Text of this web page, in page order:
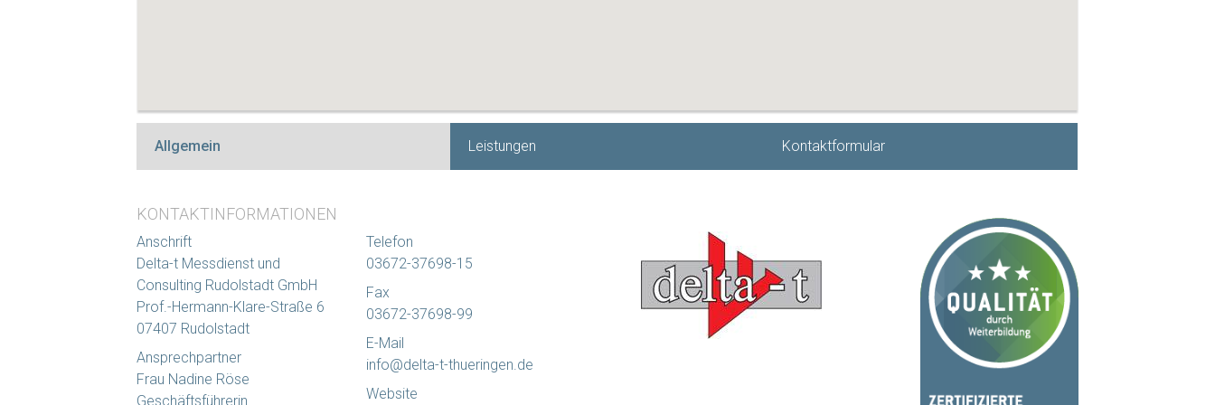
Allgemein Leistungen Kontaktformular
KONTAKTINFORMATIONEN
Anschrift
Delta-t Messdienst und
Consulting Rudolstadt GmbH
Prof.-Hermann-Klare-Straße 6
07407 Rudolstadt
Ansprechpartner
Frau Nadine Röse
Geschäftsführerin
Telefon
03672-37698-15
Fax
03672-37698-99
E-Mail
info@delta-t-thueringen.de
Website